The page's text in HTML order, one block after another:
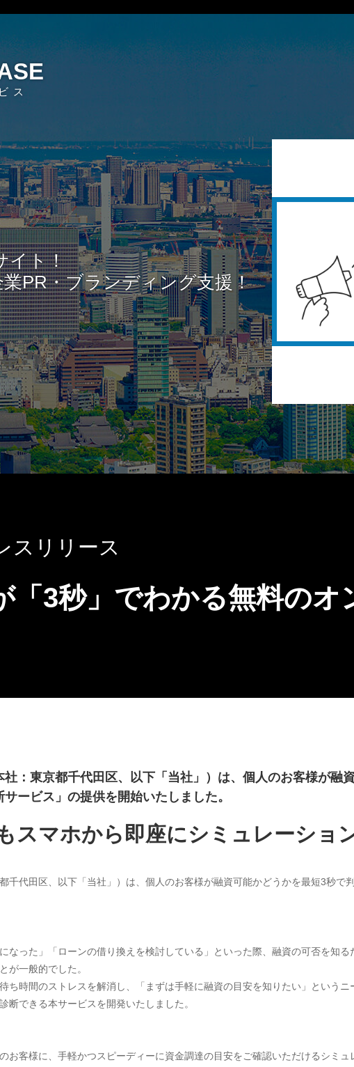
ス
イト！
PR・ブランディング支援！
スリリース
「3秒」でわかる無料のオ
：東京都千代田区、以下「当社」）は、個人のお客様が融
ービス」の提供を開始いたしました。
スマホから即座にシミュレーショ
千代田区、以下「当社」）は、個人のお客様が融資可能かどうかを最短3秒で
なった」「ローンの借り換えを検討している」といった際、融資の可否を知る
が一般的でした。
ち時間のストレスを解消し、「まずは手軽に融資の目安を知りたい」というニ
断できる本サービスを開発いたしました。
お客様に、手軽かつスピーディーに資金調達の目安をご確認いただけるシミュ